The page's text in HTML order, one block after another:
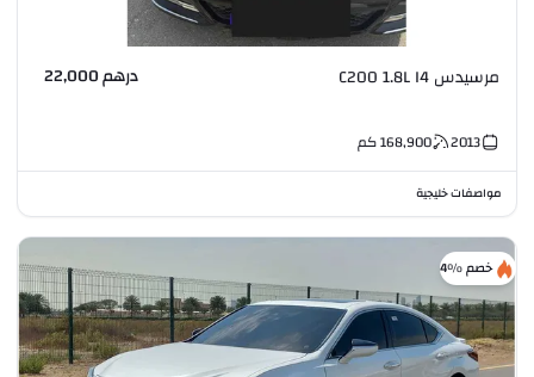
مرسيدس C200 1.8L I4 درهم 22,000
2013
168,900كم
مواصفات خليجية
خصم %4